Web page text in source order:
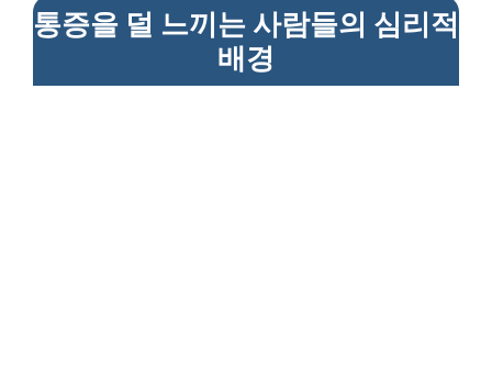
통증을 덜 느끼는 사람들의 심리적
배경